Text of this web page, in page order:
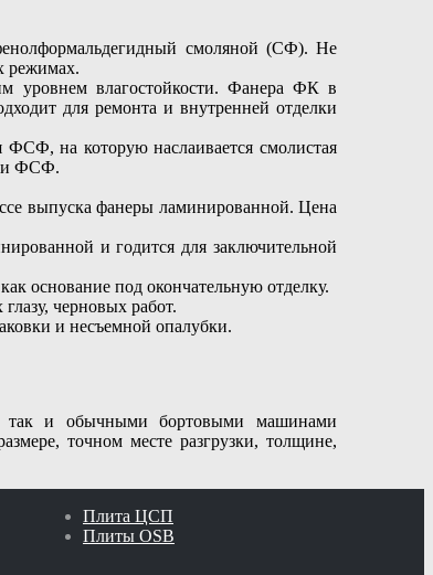
смоляной (СФ). Не
режимах.
уровнем влагостойкости. Фанера ФК в
для ремонта и внутренней отделки
на которую наслаивается смолистая
и ФСФ.
выпуска фанеры ламинированной. Цена
и годится для заключительной
основание под окончательную отделку.
черновых работ.
и несъемной опалубки.
так и обычными бортовыми машинами
точном месте разгрузки, толщине,
Плита ЦСП
Плиты OSB